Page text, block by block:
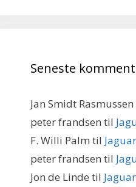
Seneste
Jan Smidt Rasmussen
peter frandsen til
F. Willi Palm til
peter frandsen til
Jon de Linde til